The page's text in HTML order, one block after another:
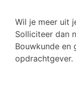
Wil je meer uit
Solliciteer dan
Bouwkunde en
opdrachtgever.